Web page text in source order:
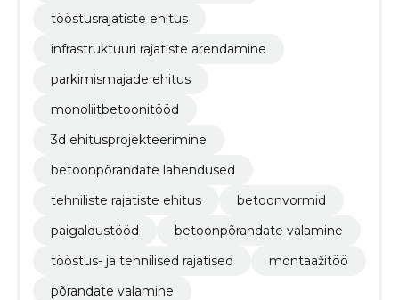
tööstusrajatiste ehitus
infrastruktuuri rajatiste arendamine
parkimismajade ehitus
monoliitbetoonitööd
3d ehitusprojekteerimine
betoonpõrandate lahendused
tehniliste rajatiste ehitus
betoonvormid
paigaldustööd
betoonpõrandate valamine
tööstus- ja tehnilised rajatised
montaažitöö
põrandate valamine